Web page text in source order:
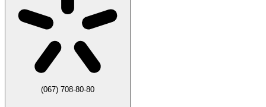
(067) 708-80-80